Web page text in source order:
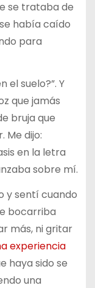
se trataba de
había caído
para
el suelo?”. Y
que jamás
bruja que
Me dijo:
en la letra
sobre mí.
y sentí cuando
bocarriba
más, ni gritar
experiencia
haya sido se
una